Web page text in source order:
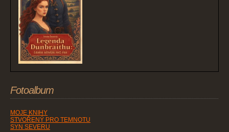
Fotoalbum
MOJE KNIHY
STVOŘENÝ PRO TEMNOTU
SYN SEVERU